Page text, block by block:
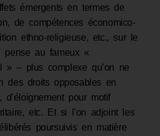
émergents en termes de
de compétences économico-
ethno-religieuse, etc., sur le
pense au fameux «
» – plus complexe qu’on ne
des droits opposables en
d’éloignement pour motif
etc. Et si l’on adjoint les
poursuivis en matière